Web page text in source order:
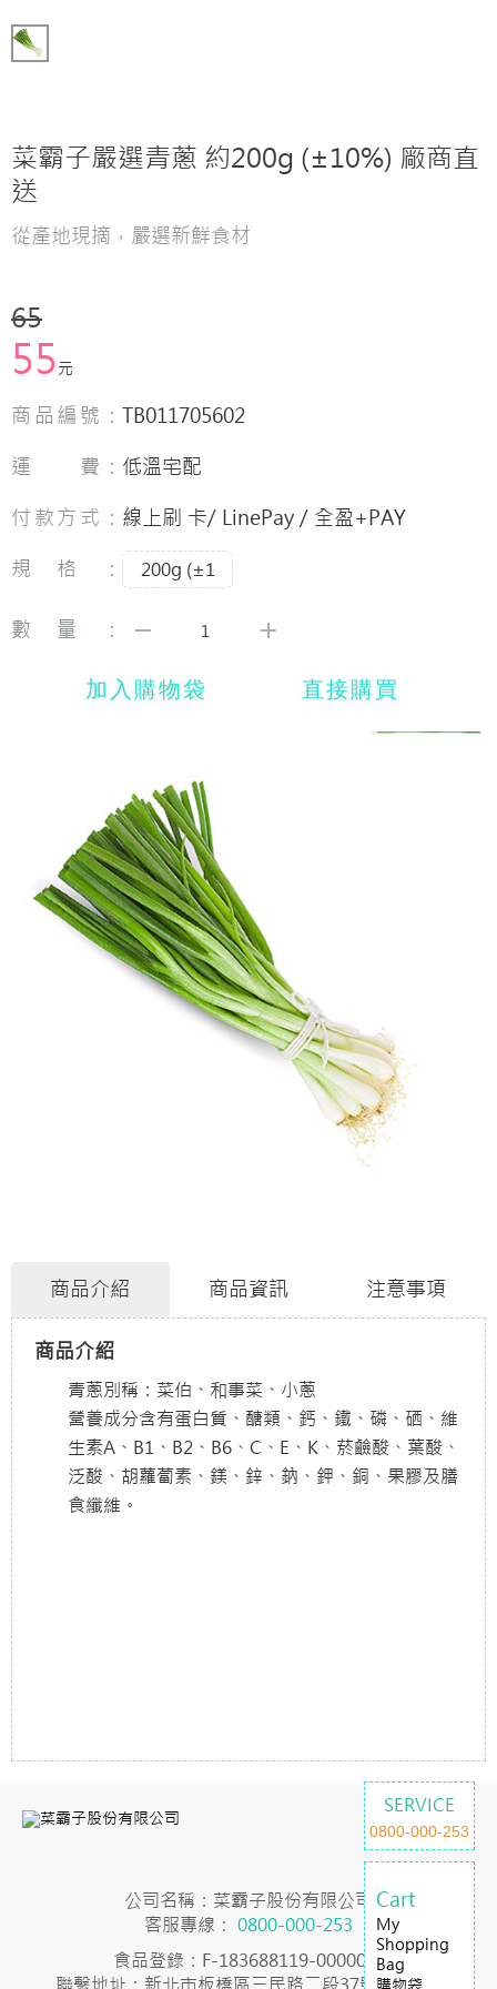
菜霸子嚴選青蔥 約200g (±10%) 廠商直
送
從產地現摘，嚴選新鮮食材
65
55元
商品編號： TB011705602
運 費： 低溫宅配
付款方式： 線上刷 卡/ LinePay / 全盈+PAY
規格：
200g (±1
數量：
加入購物袋 直接購買
商品介紹 商品資訊 注意事項
商品介紹
青蔥別稱：菜伯、和事菜、小蔥
營養成分含有蛋白質、醣類、鈣、鐵、磷、硒、維
生素A、B1、B2、B6、C、E、K、菸鹼酸、葉酸、
泛酸、胡蘿蔔素、鎂、鋅、鈉、鉀、銅、果膠及膳
食纖維。
SERVICE
0800-000-253
Cart
My
Shopping
Bag
購物袋
公司名稱：菜霸子股份有限公司
客服專線： 0800-000-253
食品登錄：F-183688119-00000-7
聯繫地址：新北市板橋區三民路二段37號23樓之2